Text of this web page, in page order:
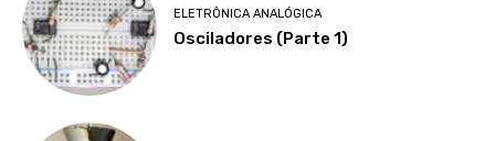
ELETRÔNICA ANALÓGICA
Osciladores (Parte 1)